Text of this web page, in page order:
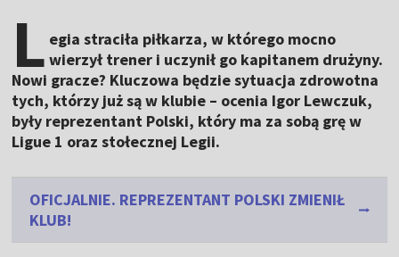
L egia straciła piłkarza, w którego mocno
wierzył trener i uczynił go kapitanem drużyny.
Nowi gracze? Kluczowa będzie sytuacja zdrowotna
tych, którzy już są w klubie – ocenia Igor Lewczuk,
były reprezentant Polski, który ma za sobą grę w
Ligue 1 oraz stołecznej Legii.
OFICJALNIE. REPREZENTANT POLSKI ZMIENIŁ
KLUB!